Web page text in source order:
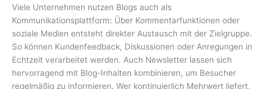
Viele Unternehmen nutzen Blogs auch als
Kommunikationsplattform: Über Kommentarfunktionen oder
soziale Medien entsteht direkter Austausch mit der Zielgruppe.
So können Kundenfeedback, Diskussionen oder Anregungen in
Echtzeit verarbeitet werden. Auch Newsletter lassen sich
hervorragend mit Blog-Inhalten kombinieren, um Besucher
regelmäßig zu informieren. Wer kontinuierlich Mehrwert liefert,